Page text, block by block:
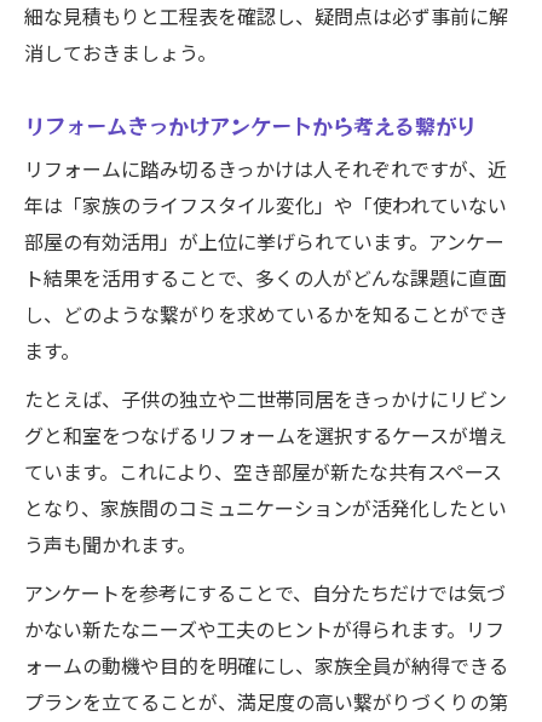
細な見積もりと工程表を確認し、疑問点は必ず事前に解
消しておきましょう。
リフォームきっかけアンケートから考える繋がり
リフォームに踏み切るきっかけは人それぞれですが、近
年は「家族のライフスタイル変化」や「使われていない
部屋の有効活用」が上位に挙げられています。アンケー
ト結果を活用することで、多くの人がどんな課題に直面
し、どのような繋がりを求めているかを知ることができ
ます。
たとえば、子供の独立や二世帯同居をきっかけにリビン
グと和室をつなげるリフォームを選択するケースが増え
ています。これにより、空き部屋が新たな共有スペース
となり、家族間のコミュニケーションが活発化したとい
う声も聞かれます。
アンケートを参考にすることで、自分たちだけでは気づ
かない新たなニーズや工夫のヒントが得られます。リフ
ォームの動機や目的を明確にし、家族全員が納得できる
プランを立てることが、満足度の高い繋がりづくりの第